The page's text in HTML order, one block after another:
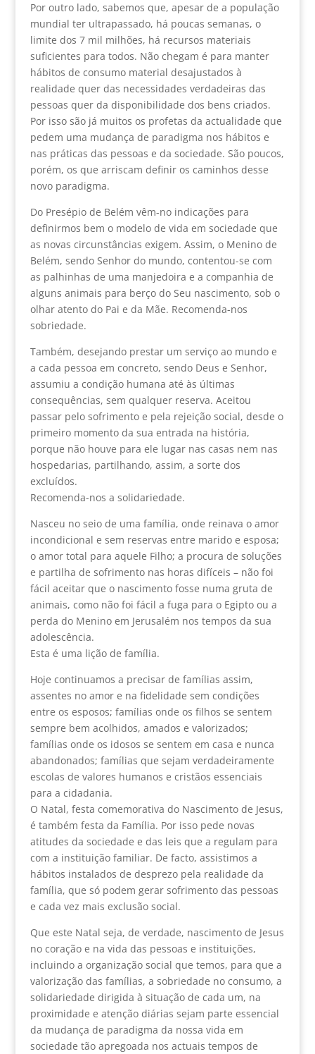
Por outro lado, sabemos que, apesar de a população
mundial ter ultrapassado, há poucas semanas, o
limite dos 7 mil milhões, há recursos materiais
suficientes para todos. Não chegam é para manter
hábitos de consumo material desajustados à
realidade quer das necessidades verdadeiras das
pessoas quer da disponibilidade dos bens criados.
Por isso são já muitos os profetas da actualidade que
pedem uma mudança de paradigma nos hábitos e
nas práticas das pessoas e da sociedade. São poucos,
porém, os que arriscam definir os caminhos desse
novo paradigma.
Do Presépio de Belém vêm-no indicações para
definirmos bem o modelo de vida em sociedade que
as novas circunstâncias exigem. Assim, o Menino de
Belém, sendo Senhor do mundo, contentou-se com
as palhinhas de uma manjedoira e a companhia de
alguns animais para berço do Seu nascimento, sob o
olhar atento do Pai e da Mãe. Recomenda-nos
sobriedade.
Também, desejando prestar um serviço ao mundo e
a cada pessoa em concreto, sendo Deus e Senhor,
assumiu a condição humana até às últimas
consequências, sem qualquer reserva. Aceitou
passar pelo sofrimento e pela rejeição social, desde o
primeiro momento da sua entrada na história,
porque não houve para ele lugar nas casas nem nas
hospedarias, partilhando, assim, a sorte dos
excluídos.
Recomenda-nos a solidariedade.
Nasceu no seio de uma família, onde reinava o amor
incondicional e sem reservas entre marido e esposa;
o amor total para aquele Filho; a procura de soluções
e partilha de sofrimento nas horas difíceis – não foi
fácil aceitar que o nascimento fosse numa gruta de
animais, como não foi fácil a fuga para o Egipto ou a
perda do Menino em Jerusalém nos tempos da sua
adolescência.
Esta é uma lição de família.
Hoje continuamos a precisar de famílias assim,
assentes no amor e na fidelidade sem condições
entre os esposos; famílias onde os filhos se sentem
sempre bem acolhidos, amados e valorizados;
famílias onde os idosos se sentem em casa e nunca
abandonados; famílias que sejam verdadeiramente
escolas de valores humanos e cristãos essenciais
para a cidadania.
O Natal, festa comemorativa do Nascimento de Jesus,
é também festa da Família. Por isso pede novas
atitudes da sociedade e das leis que a regulam para
com a instituição familiar. De facto, assistimos a
hábitos instalados de desprezo pela realidade da
família, que só podem gerar sofrimento das pessoas
e cada vez mais exclusão social.
Que este Natal seja, de verdade, nascimento de Jesus
no coração e na vida das pessoas e instituições,
incluindo a organização social que temos, para que a
valorização das famílias, a sobriedade no consumo, a
solidariedade dirigida à situação de cada um, na
proximidade e atenção diárias sejam parte essencial
da mudança de paradigma da nossa vida em
sociedade tão apregoada nos actuais tempos de